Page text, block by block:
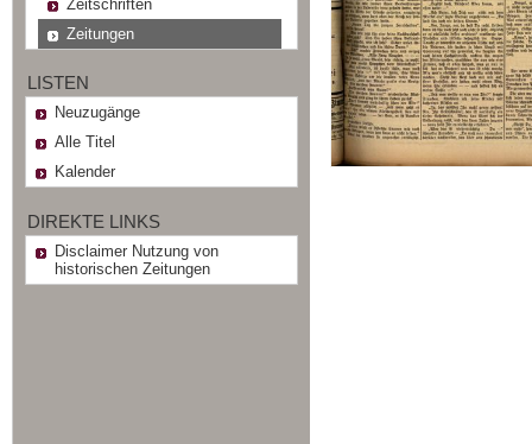
Zeitschriften
Zeitungen
LISTEN
Neuzugänge
Alle Titel
Kalender
DIREKTE LINKS
Disclaimer Nutzung von
historischen Zeitungen